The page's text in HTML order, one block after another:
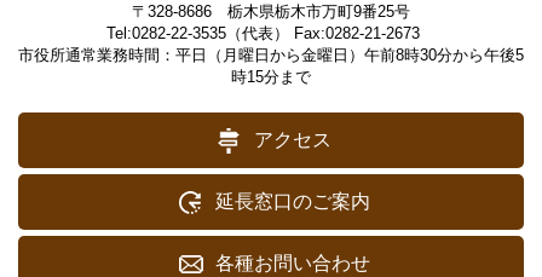
〒328-8686 栃木県栃木市万町9番25号
Tel:0282-22-3535（代表） Fax:0282-21-2673
市役所通常業務時間：平日（月曜日から金曜日）午前8時30分から午後5
時15分まで
アクセス
延長窓口のご案内
各種お問い合わせ